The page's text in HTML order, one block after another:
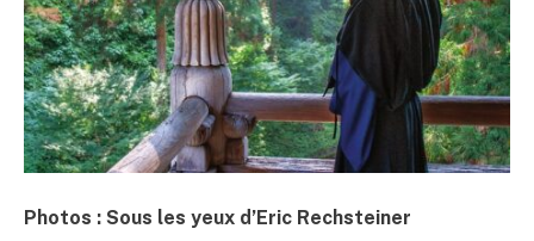
Photos : Sous les yeux d’Eric Rechsteiner